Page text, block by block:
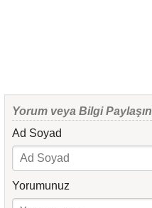
Yorum veya Bilgi Paylaşın
Ad Soyad
Yorumunuz